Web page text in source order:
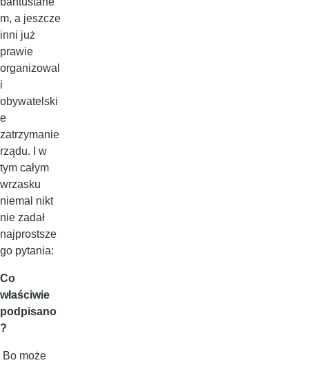
m, a jeszcze
inni już
prawie
organizowal
i
obywatelski
e
zatrzymanie
rządu. I w
tym całym
wrzasku
niemal nikt
nie zadał
najprostsze
go pytania:
Co
właściwie
podpisano
?
Bo może